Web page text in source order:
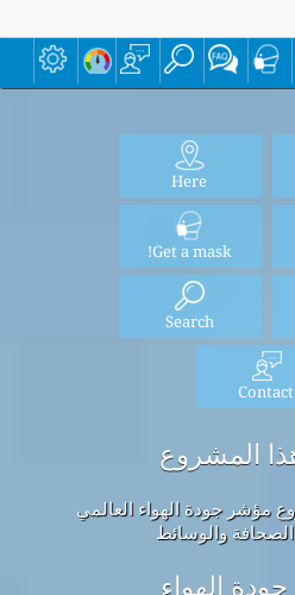
Here
Get a mask!
Search
Contact
المشروع
مؤشر جودة الهواء العالمي
والوسائط
الهواء